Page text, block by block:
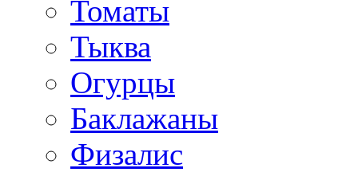
Томаты
Тыква
Огурцы
Баклажаны
Физалис